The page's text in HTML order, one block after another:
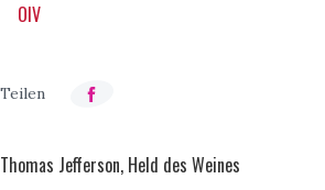
OIV
Thomas Jefferson, Held des Weines